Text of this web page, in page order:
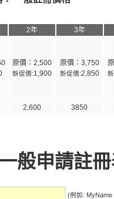
2年 3年
原價：2,500
新促價:1,900
原價：3,750
新促價:2,850
2,600 3850
般申請註
(例如: MyName